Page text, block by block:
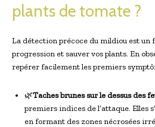
plants de tomate ?
La détection précoce du mildiou est un
progression et sauver vos plants. En
repérer facilement les premiers
🌿Taches brunes sur le dessus des
premiers indices de l’attaque. Elles
en formant des zones nécrosées